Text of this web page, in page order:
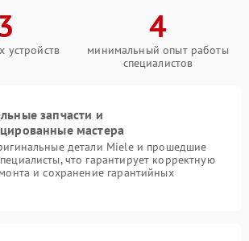
устройств
4
минимальный опыт работы
специалистов
запчасти и
мастера
детали Miele и прошедшие
что гарантирует корректную
и сохранение гарантийных